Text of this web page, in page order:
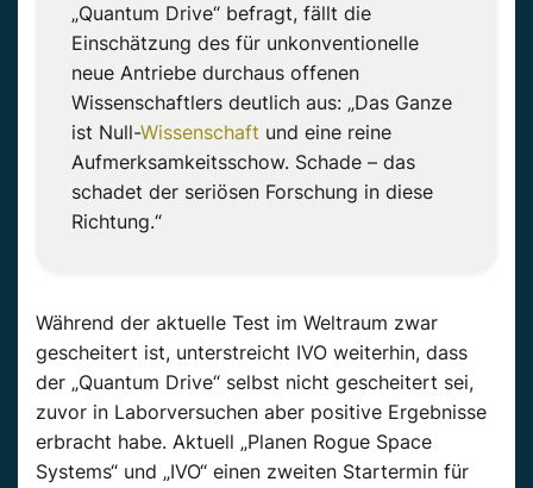
„Quantum Drive“ befragt, fällt die
Einschätzung des für unkonventionelle
neue Antriebe durchaus offenen
Wissenschaftlers deutlich aus: „Das Ganze
ist Null-Wissenschaft und eine reine
Aufmerksamkeitsschow. Schade – das
schadet der seriösen Forschung in diese
Richtung.“
Während der aktuelle Test im Weltraum zwar
gescheitert ist, unterstreicht IVO weiterhin, dass
der „Quantum Drive“ selbst nicht gescheitert sei,
zuvor in Laborversuchen aber positive Ergebnisse
erbracht habe. Aktuell „Planen Rogue Space
Systems“ und „IVO“ einen zweiten Startermin für